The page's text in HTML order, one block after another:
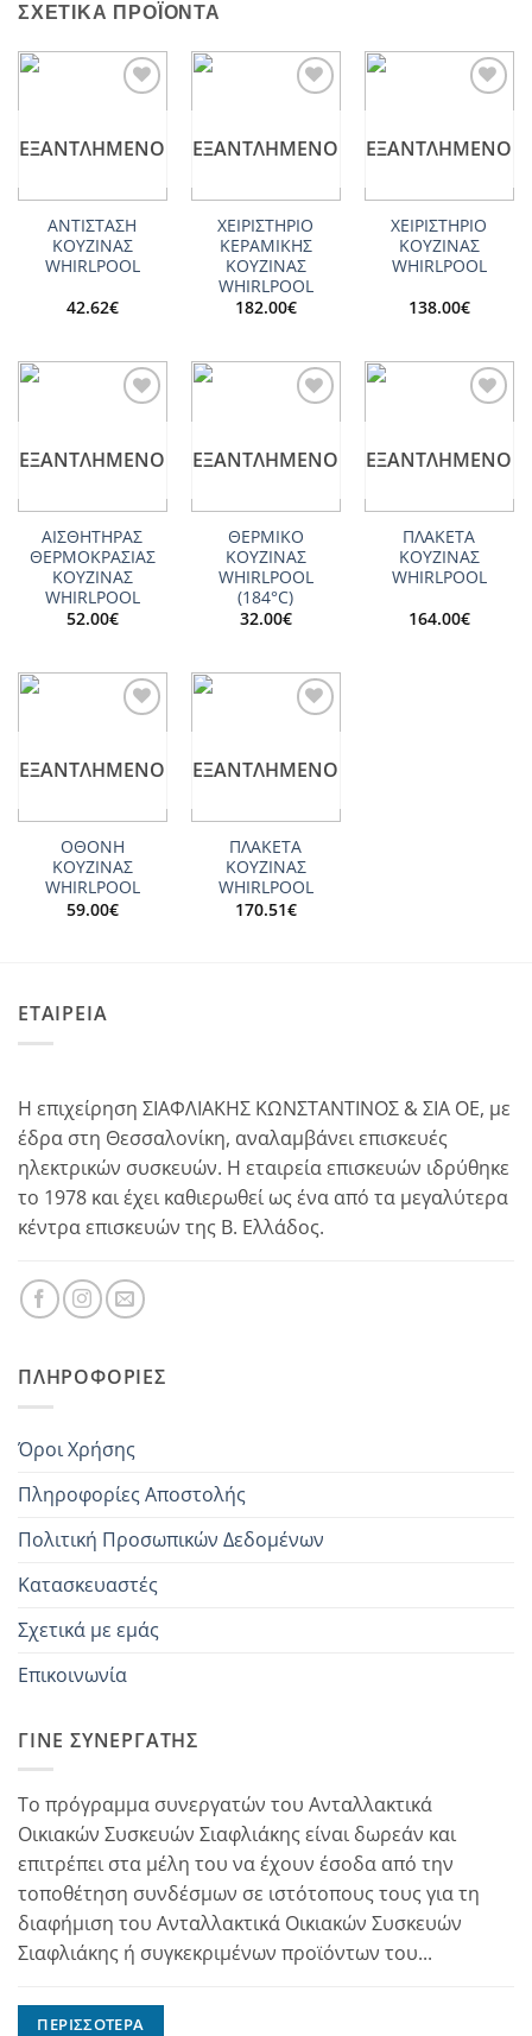
ΣΧΕΤΙΚΆ ΠΡΟΪΌΝΤΑ
ΕΞΑΝΤΛΗΜΈΝΟ
ΑΝΤΙΣΤΑΣΗ
ΚΟΥΖΙΝΑΣ
WHIRLPOOL
42.62€
ΕΞΑΝΤΛΗΜΈΝΟ
ΧΕΙΡΙΣΤΗΡΙΟ
ΚΕΡΑΜΙΚΗΣ
ΚΟΥΖΙΝΑΣ
WHIRLPOOL
182.00€
ΕΞΑΝΤΛΗΜΈΝΟ
ΧΕΙΡΙΣΤΗΡΙΟ
ΚΟΥΖΙΝΑΣ
WHIRLPOOL
138.00€
ΕΞΑΝΤΛΗΜΈΝΟ
ΑΙΣΘΗΤΗΡΑΣ
ΘΕΡΜΟΚΡΑΣΙΑΣ
ΚΟΥΖΙΝΑΣ
WHIRLPOOL
52.00€
ΕΞΑΝΤΛΗΜΈΝΟ
ΘΕΡΜΙΚΟ
ΚΟΥΖΙΝΑΣ
WHIRLPOOL
(184°C)
32.00€
ΕΞΑΝΤΛΗΜΈΝΟ
ΠΛΑΚΕΤΑ
ΚΟΥΖΙΝΑΣ
WHIRLPOOL
164.00€
ΕΞΑΝΤΛΗΜΈΝΟ
ΟΘΟΝΗ
ΚΟΥΖΙΝΑΣ
WHIRLPOOL
59.00€
ΕΞΑΝΤΛΗΜΈΝΟ
ΠΛΑΚΕΤΑ
ΚΟΥΖΙΝΑΣ
WHIRLPOOL
170.51€
ΕΤΑΙΡΕΙΑ
Η επιχείρηση ΣΙΑΦΛΙΑΚΗΣ ΚΩΝΣΤΑΝΤΙΝΟΣ & ΣΙΑ ΟΕ, με
έδρα στη Θεσσαλονίκη, αναλαμβάνει επισκευές
ηλεκτρικών συσκευών. Η εταιρεία επισκευών ιδρύθηκε
το 1978 και έχει καθιερωθεί ως ένα από τα μεγαλύτερα
κέντρα επισκευών της Β. Ελλάδος.
ΠΛΗΡΟΦΟΡΊΕΣ
Όροι Χρήσης
Πληροφορίες Αποστολής
Πολιτική Προσωπικών Δεδομένων
Κατασκευαστές
Σχετικά με εμάς
Επικοινωνία
ΓΊΝΕ ΣΥΝΕΡΓΆΤΗΣ
Το πρόγραμμα συνεργατών του Ανταλλακτικά
Οικιακών Συσκευών Σιαφλιάκης είναι δωρεάν και
επιτρέπει στα μέλη του να έχουν έσοδα από την
τοποθέτηση συνδέσμων σε ιστότοπους τους για τη
διαφήμιση του Ανταλλακτικά Οικιακών Συσκευών
Σιαφλιάκης ή συγκεκριμένων προϊόντων του...
ΠΕΡΙΣΣΌΤΕΡΑ